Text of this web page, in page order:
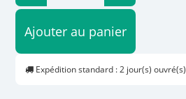
Ajouter au panier
Expédition standard : 2 jour(s) ouvré(s)